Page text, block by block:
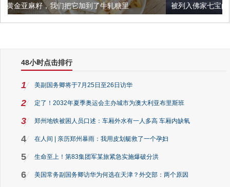
它加到了牛轧糖里 被列入佛家七宝的它到底有多美？
48小时点击排行
1 美副国务卿将于7月25日至26日访华
2 定了！2032年夏季奥运会主办城市为澳大利亚布里斯班
3 郑州地铁被困人员口述：车厢外水有一人多高 车厢内缺氧
4 在人间 | 亲历郑州暴雨：我用皮划艇救了一个孕妇
5 生命至上！第83集团军某旅紧急实施爆破分洪
6 美国常务副国务卿访华为何选在天津？外交部：两个原因